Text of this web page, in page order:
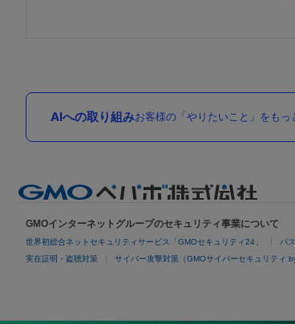
AIへの取り組みお客様の「やりたいこと」をも
GMOインターネットグループのセキュリティ事業について
世界初総合ネットセキュリティサービス「GMOセキュリティ24」 パ
実在証明・盗聴対策 サイバー攻撃対策（GMOサイバーセキュリティ